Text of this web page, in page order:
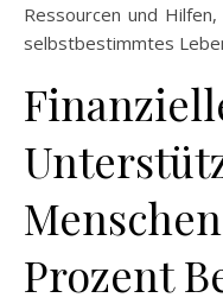
Ressourcen und
selbstbestimmtes
Prozent